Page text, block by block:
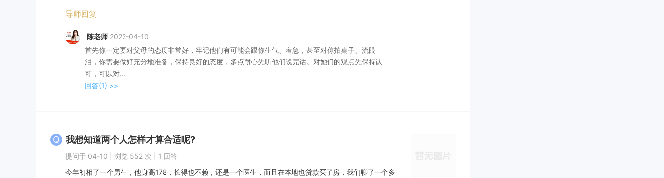
导师回复
陈老师 2022-04-10
首先你一定要对父母的态度非常好，牢记他们有可能会跟你生气、着急，甚至对你拍桌子、流眼
泪，你需要做好充分地准备，保持良好的态度，多点耐心先听他们说完话。对她们的观点先保持认
可，可以对...
回答(1) >>
Q 我想知道两个人怎样才算合适呢?
提问于 04-10 | 浏览 552 次 | 1 回答
今年初相了一个男生，他身高178，长得也不赖，还是一个医生，而且在本地也贷款买了房，我们聊了一个多